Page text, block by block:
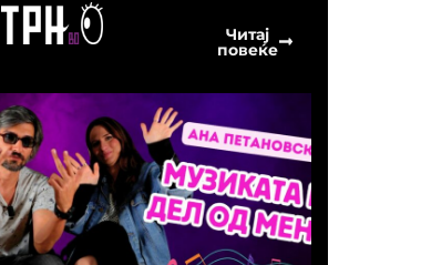
Читај
повеќе